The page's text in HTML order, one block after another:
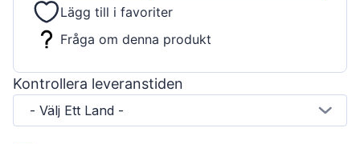
Lägg till i favoriter
Fråga om denna produkt
Kontrollera leveranstiden
- Välj Ett Land -